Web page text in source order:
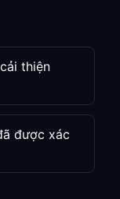
thiện
được xác